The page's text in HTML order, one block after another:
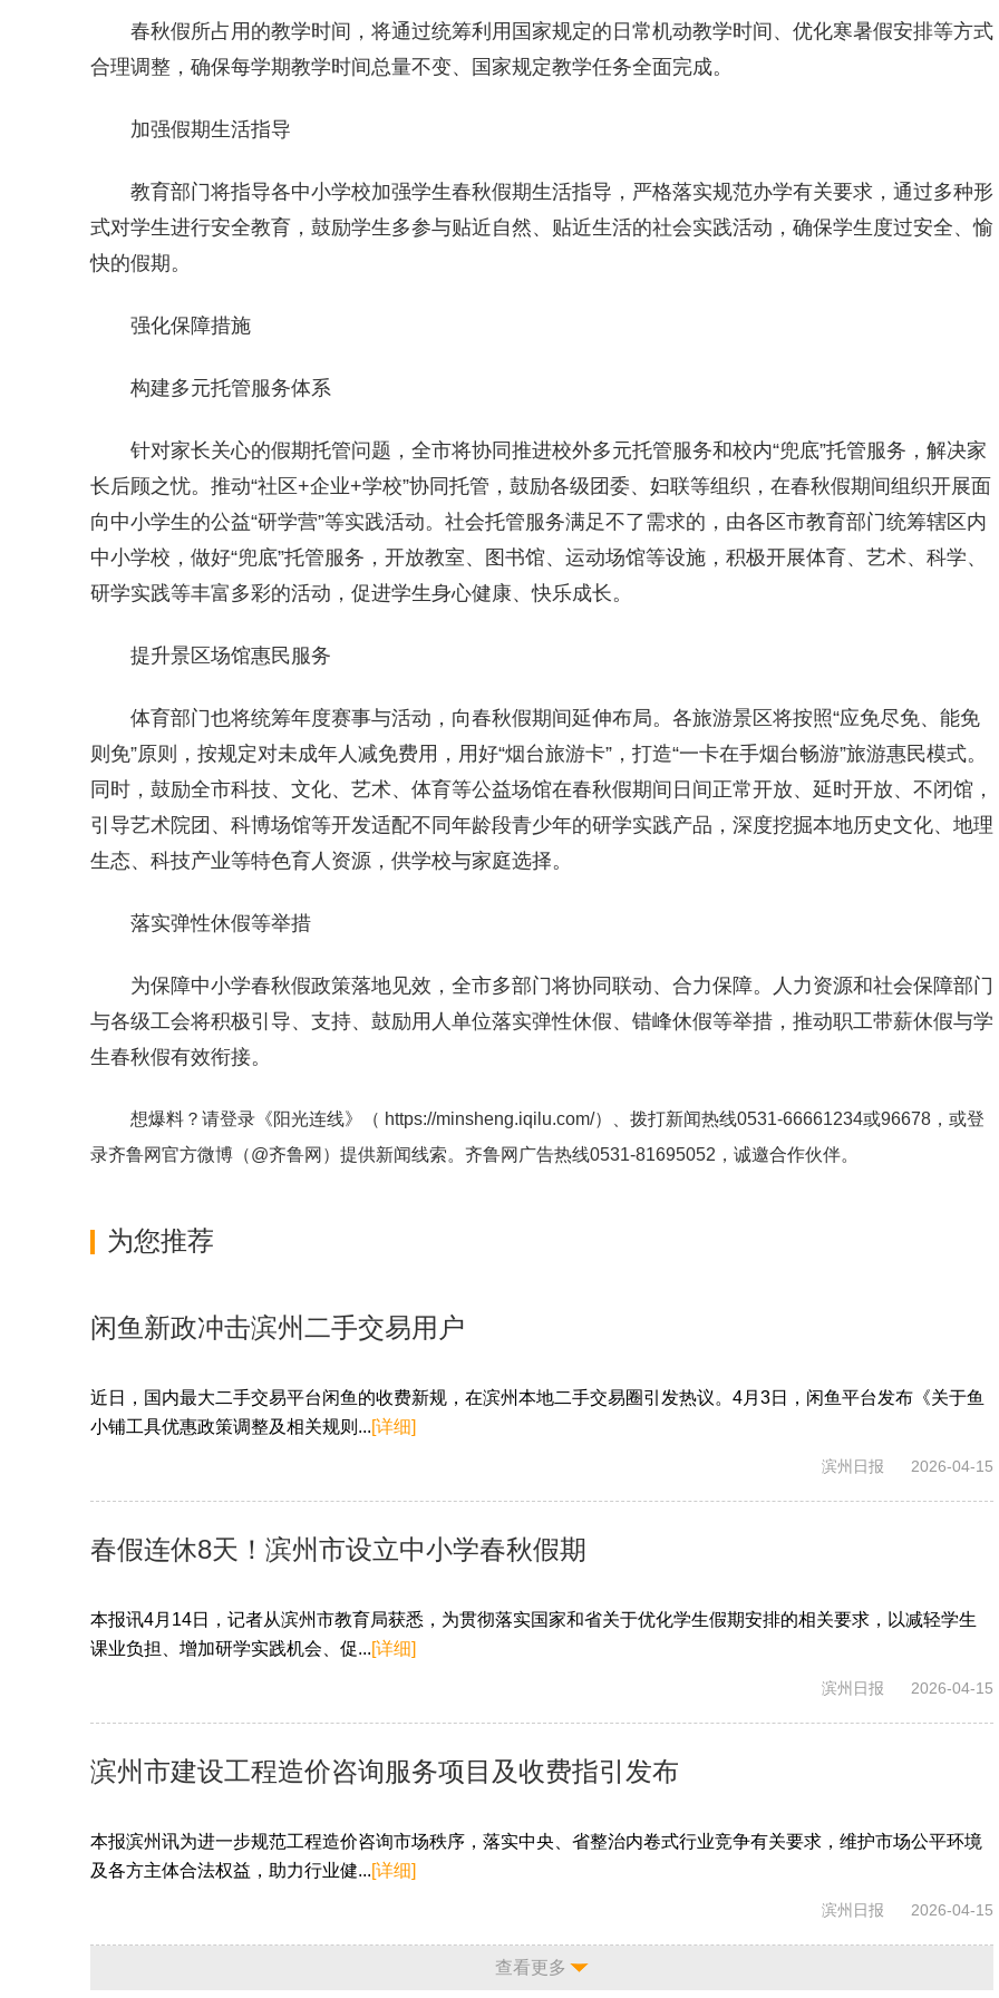
春秋假所占用的教学时间，将通过统筹利用国家规定的日常机动教学时间、优化寒暑假安排等方式
合理调整，确保每学期教学时间总量不变、国家规定教学任务全面完成。
加强假期生活指导
教育部门将指导各中小学校加强学生春秋假期生活指导，严格落实规范办学有关要求，通过多种形
式对学生进行安全教育，鼓励学生多参与贴近自然、贴近生活的社会实践活动，确保学生度过安全、愉
快的假期。
强化保障措施
构建多元托管服务体系
针对家长关心的假期托管问题，全市将协同推进校外多元托管服务和校内“兜底”托管服务，解决家
长后顾之忧。推动“社区+企业+学校”协同托管，鼓励各级团委、妇联等组织，在春秋假期间组织开展面
向中小学生的公益“研学营”等实践活动。社会托管服务满足不了需求的，由各区市教育部门统筹辖区内
中小学校，做好“兜底”托管服务，开放教室、图书馆、运动场馆等设施，积极开展体育、艺术、科学、
研学实践等丰富多彩的活动，促进学生身心健康、快乐成长。
提升景区场馆惠民服务
体育部门也将统筹年度赛事与活动，向春秋假期间延伸布局。各旅游景区将按照“应免尽免、能免
则免”原则，按规定对未成年人减免费用，用好“烟台旅游卡”，打造“一卡在手烟台畅游”旅游惠民模式。
同时，鼓励全市科技、文化、艺术、体育等公益场馆在春秋假期间日间正常开放、延时开放、不闭馆，
引导艺术院团、科博场馆等开发适配不同年龄段青少年的研学实践产品，深度挖掘本地历史文化、地理
生态、科技产业等特色育人资源，供学校与家庭选择。
落实弹性休假等举措
为保障中小学春秋假政策落地见效，全市多部门将协同联动、合力保障。人力资源和社会保障部门
与各级工会将积极引导、支持、鼓励用人单位落实弹性休假、错峰休假等举措，推动职工带薪休假与学
生春秋假有效衔接。
想爆料？请登录《阳光连线》（ https://minsheng.iqilu.com/）、拨打新闻热线0531-66661234或96678，或登
录齐鲁网官方微博（@齐鲁网 ）提供新闻线索。齐鲁网广告热线0531-81695052 ，诚邀合作伙伴。
为您推荐
闲鱼新政冲击滨州二手交易用户
近日，国内最大二手交易平台闲鱼的收费新规，在滨州本地二手交易圈引发热议。4月3日，闲鱼平台发布《关于鱼
小铺工具优惠政策调整及相关规则...[详细]
滨州日报 2026-04-15
春假连休8天！滨州市设立中小学春秋假期
本报讯4月14日，记者从滨州市教育局获悉，为贯彻落实国家和省关于优化学生假期安排的相关要求，以减轻学生
课业负担、增加研学实践机会、促...[详细]
滨州日报 2026-04-15
滨州市建设工程造价咨询服务项目及收费指引发布
本报滨州讯为进一步规范工程造价咨询市场秩序，落实中央、省整治内卷式行业竞争有关要求，维护市场公平环境
及各方主体合法权益，助力行业健...[详细]
滨州日报 2026-04-15
查看更多